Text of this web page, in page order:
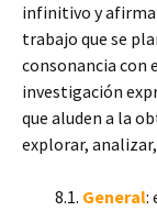
infinitivo y
trabajo que se
consonancia con
investigación
que aluden a la
explorar,
8.1. General: